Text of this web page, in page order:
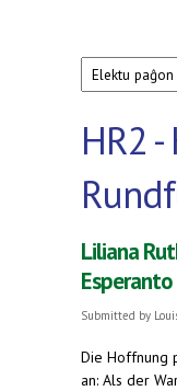
HR2
Liliana
Esperanto
Submitted by
Die Hoffnung
an: Als der